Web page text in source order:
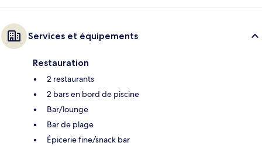
Services et équipements
Restauration
2 restaurants
2 bars en bord de piscine
Bar/lounge
Bar de plage
Épicerie fine/snack bar